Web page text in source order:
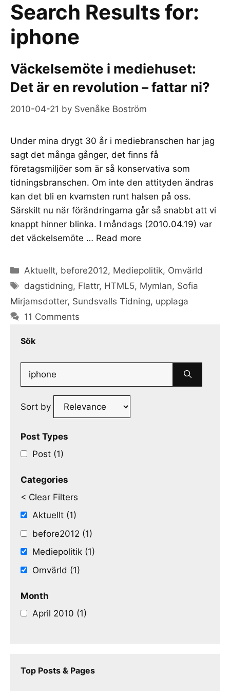
Search Results for:
iphone
Väckelsemöte i mediehuset:
Det är en revolution – fattar ni?
2010-04-21 by Svenåke Boström
Under mina drygt 30 år i mediebranschen har jag
sagt det många gånger, det finns få
företagsmiljöer som är så konservativa som
tidningsbranschen. Om inte den attityden ändras
kan det bli en kvarnsten runt halsen på oss.
Särskilt nu när förändringarna går så snabbt att vi
knappt hinner blinka. I måndags (2010.04.19) var
det väckelsemöte … Read more
Categories
Aktuellt, before2012, Mediepolitik, Omvärld
Tags
dagstidning, Flattr, HTML5, Mymlan, Sofia
Mirjamsdotter, Sundsvalls Tidning, upplaga
11 Comments
Sök
Search
for:
Sort by
Post Types
Post (1)
Categories
< Clear Filters
Aktuellt (1)
before2012 (1)
Mediepolitik (1)
Omvärld (1)
Month
April 2010 (1)
Top Posts & Pages